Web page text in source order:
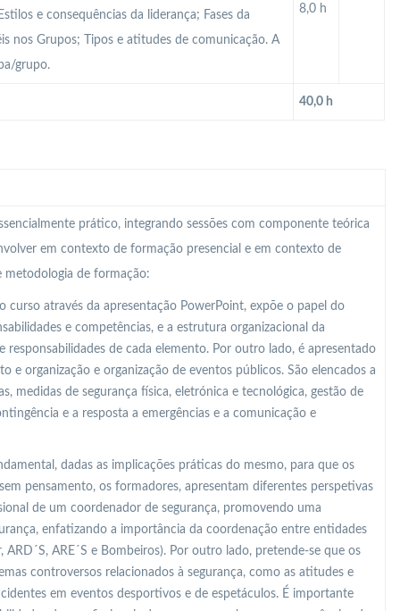
8,0 h
e consequências da liderança; Fases da
nos Grupos; Tipos e atitudes de comunicação. A
grupo.
40,0 h
prático, integrando sessões com componente teórica
em contexto de formação presencial e em contexto de
de formação:
curso através da apresentação PowerPoint, expõe o papel do
e competências, e a estrutura organizacional da
responsabilidades de cada elemento. Por outro lado, é apresentado
e organização e organização de eventos públicos. São elencados a
medidas de segurança física, eletrónica e tecnológica, gestão de
e a resposta a emergências e a comunicação e
dadas as implicações práticas do mesmo, para que os
pensamento, os formadores, apresentam diferentes perspetivas
de um coordenador de segurança, promovendo uma
enfatizando a importância da coordenação entre entidades
ARE´S e Bombeiros). Por outro lado, pretende-se que os
controversos relacionados à segurança, como as atitudes e
em eventos desportivos e de espetáculos. É importante